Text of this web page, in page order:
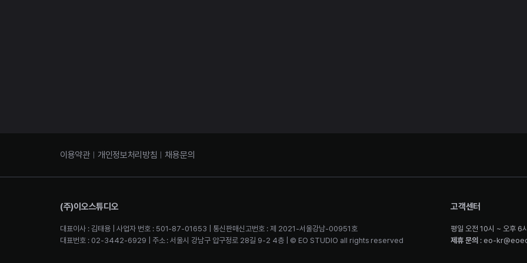
이용약관 개인정보처리방침 채용문의
(주)이오스튜디오
대표이사 : 김태용 | 사업자 번호 : 501-87-01653 | 통신판매신고번호 : 제 2021-서울강남-00951호
대표번호 : 02-3442-6929 | 주소 : 서울시 강남구 압구정로 28길 9-2 4층 | © EO STUDIO all rights reserved
고객센터
평일 오전 10시 ~ 오후 6
제휴 문의 : eo-